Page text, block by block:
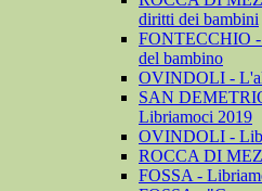
diritti dei bambini
FONTECCHIO -
del bambino
OVINDOLI -
SAN
Libriamoci 2019
OVINDOLI -
ROCCA DI
FOSSA -